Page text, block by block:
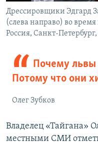
Дрессировщики Эдгард
(слева направо) во
Россия, Санкт-
Почему львы
Потому что они
Олег Зубков
Владелец «Тайгана»
местными СМИ